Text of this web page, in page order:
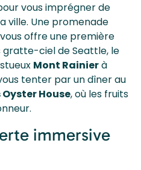
vous imprégner de
ville. Une promenade
vous offre une première
gratte-ciel de Seattle, le
Mont Rainierà
tenter par un dîner au
Oyster House, où les fruits
immersive